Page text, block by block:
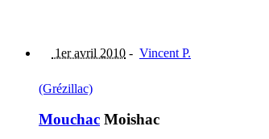
1er avril 2010 - Vincent P.
(Grézillac)
Mouchac Moishac